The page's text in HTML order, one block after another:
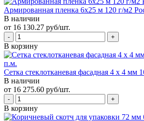
Армированная пленка 6х25 м 120 г/м2
В наличии
от 16 130.27 руб/шт.
В корзину
Сетка стеклотканевая фасадная 4 х 4 мм
В наличии
от 16 275.60 руб/шт.
В корзину